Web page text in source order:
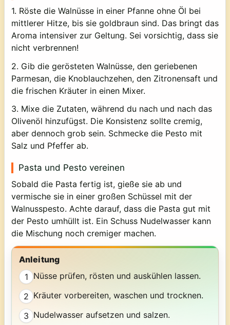
1. Röste die Walnüsse in einer Pfanne ohne Öl bei
mittlerer Hitze, bis sie goldbraun sind. Das bringt das
Aroma intensiver zur Geltung. Sei vorsichtig, dass sie
nicht verbrennen!
2. Gib die gerösteten Walnüsse, den geriebenen
Parmesan, die Knoblauchzehen, den Zitronensaft und
die frischen Kräuter in einen Mixer.
3. Mixe die Zutaten, während du nach und nach das
Olivenöl hinzufügst. Die Konsistenz sollte cremig,
aber dennoch grob sein. Schmecke die Pesto mit
Salz und Pfeffer ab.
Pasta und Pesto vereinen
Sobald die Pasta fertig ist, gieße sie ab und
vermische sie in einer großen Schüssel mit der
Walnusspesto. Achte darauf, dass die Pasta gut mit
der Pesto umhüllt ist. Ein Schuss Nudelwasser kann
die Mischung noch cremiger machen.
Anleitung
1 Nüsse prüfen, rösten und auskühlen lassen.
2 Kräuter vorbereiten, waschen und trocknen.
3 Nudelwasser aufsetzen und salzen.